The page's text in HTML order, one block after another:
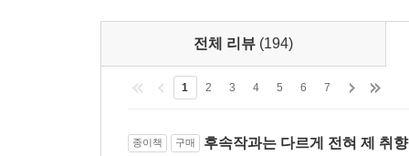
복잡한 세상, 지금 당신에게 필요한 건 ‘단순하게 살
《나는 단순하게 살기로 했다》는 일본에서 출
모자, 액세서리로만 생활하는 ‘333운동’이나 ‘미
전체 리뷰 (194)
1 2 3 4 5 6 7
종이책 구매 후속작과는 다르게 전혀 제 취